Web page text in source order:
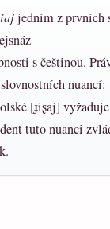
jedním z prvních
s češtinou.
nuancí:
[ɟiʂaj] vyžaduje
tuto nuanci